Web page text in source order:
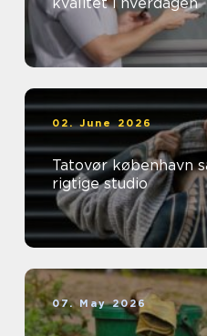
02. June 2026
Tatovør københavn sådan vælger du det
rigtige studio
07. May 2026